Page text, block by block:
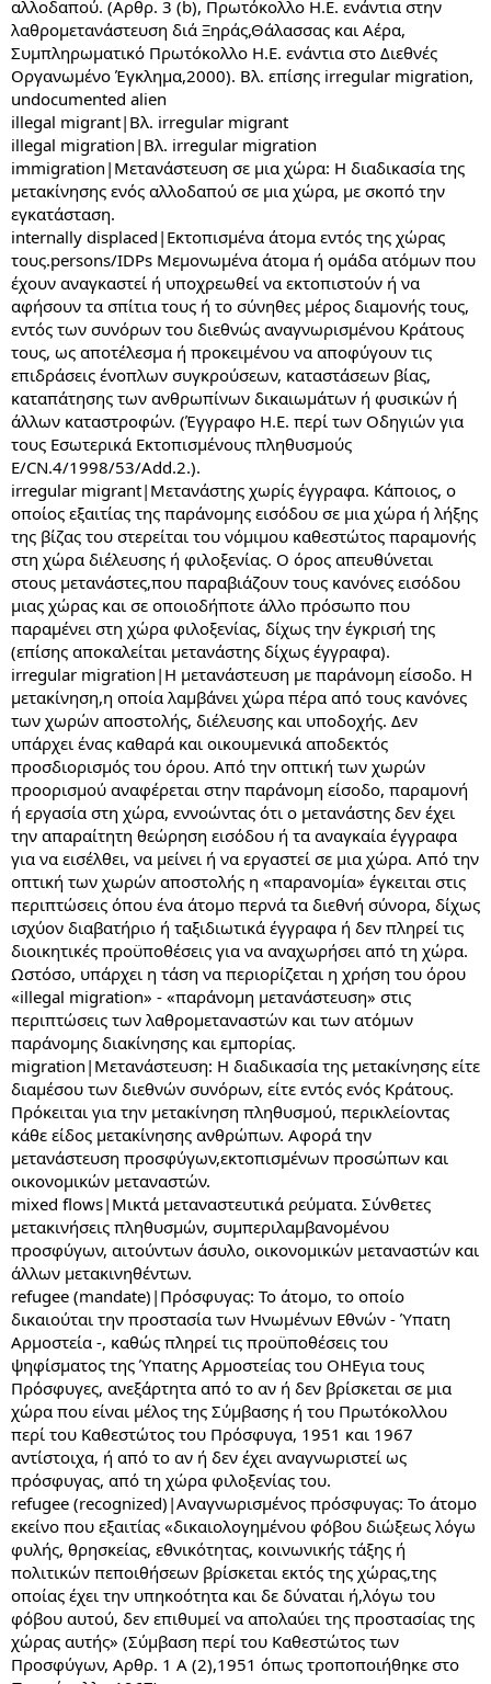
αλλοδαπού. (Αρθρ. 3 (b), Πρωτόκολλο Η.Ε. ενάντια στην
λαθρομετανάστευση διά Ξηράς,Θάλασσας και Αέρα,
Συμπληρωματικό Πρωτόκολλο Η.Ε. ενάντια στο Διεθνές
Οργανωμένο Έγκλημα,2000). Βλ. επίσης irregular migration,
undocumented alien
illegal migrant|Βλ. irregular migrant
illegal migration|Βλ. irregular migration
immigration|Μετανάστευση σε μια χώρα: Η διαδικασία της
μετακίνησης ενός αλλοδαπού σε μια χώρα, με σκοπό την
εγκατάσταση.
internally displaced|Εκτοπισμένα άτομα εντός της χώρας
τους.persons/IDPs Μεμονωμένα άτομα ή ομάδα ατόμων που
έχουν αναγκαστεί ή υποχρεωθεί να εκτοπιστούν ή να
αφήσουν τα σπίτια τους ή το σύνηθες μέρος διαμονής τους,
εντός των συνόρων του διεθνώς αναγνωρισμένου Κράτους
τους, ως αποτέλεσμα ή προκειμένου να αποφύγουν τις
επιδράσεις ένοπλων συγκρούσεων, καταστάσεων βίας,
καταπάτησης των ανθρωπίνων δικαιωμάτων ή φυσικών ή
άλλων καταστροφών. (Έγγραφο Η.Ε. περί των Οδηγιών για
τους Εσωτερικά Εκτοπισμένους πληθυσμούς
Ε/CN.4/1998/53/Add.2.).
irregular migrant|Μετανάστης χωρίς έγγραφα. Κάποιος, ο
οποίος εξαιτίας της παράνομης εισόδου σε μια χώρα ή λήξης
της βίζας του στερείται του νόμιμου καθεστώτος παραμονής
στη χώρα διέλευσης ή φιλοξενίας. Ο όρος απευθύνεται
στους μετανάστες,που παραβιάζουν τους κανόνες εισόδου
μιας χώρας και σε οποιοδήποτε άλλο πρόσωπο που
παραμένει στη χώρα φιλοξενίας, δίχως την έγκρισή της
(επίσης αποκαλείται μετανάστης δίχως έγγραφα).
irregular migration|Η μετανάστευση με παράνομη είσοδο. Η
μετακίνηση,η οποία λαμβάνει χώρα πέρα από τους κανόνες
των χωρών αποστολής, διέλευσης και υποδοχής. Δεν
υπάρχει ένας καθαρά και οικουμενικά αποδεκτός
προσδιορισμός του όρου. Από την οπτική των χωρών
προορισμού αναφέρεται στην παράνομη είσοδο, παραμονή
ή εργασία στη χώρα, εννοώντας ότι ο μετανάστης δεν έχει
την απαραίτητη θεώρηση εισόδου ή τα αναγκαία έγγραφα
για να εισέλθει, να μείνει ή να εργαστεί σε μια χώρα. Από την
οπτική των χωρών αποστολής η «παρανομία» έγκειται στις
περιπτώσεις όπου ένα άτομο περνά τα διεθνή σύνορα, δίχως
ισχύον διαβατήριο ή ταξιδιωτικά έγγραφα ή δεν πληρεί τις
διοικητικές προϋποθέσεις για να αναχωρήσει από τη χώρα.
Ωστόσο, υπάρχει η τάση να περιορίζεται η χρήση του όρου
«illegal migration» - «παράνομη μετανάστευση» στις
περιπτώσεις των λαθρομεταναστών και των ατόμων
παράνομης διακίνησης και εμπορίας.
migration|Μετανάστευση: Η διαδικασία της μετακίνησης είτε
διαμέσου των διεθνών συνόρων, είτε εντός ενός Κράτους.
Πρόκειται για την μετακίνηση πληθυσμού, περικλείοντας
κάθε είδος μετακίνησης ανθρώπων. Αφορά την
μετανάστευση προσφύγων,εκτοπισμένων προσώπων και
οικονομικών μεταναστών.
mixed flows|Μικτά μεταναστευτικά ρεύματα. Σύνθετες
μετακινήσεις πληθυσμών, συμπεριλαμβανομένου
προσφύγων, αιτούντων άσυλο, οικονομικών μεταναστών και
άλλων μετακινηθέντων.
refugee (mandate)|Πρόσφυγας: Το άτομο, το οποίο
δικαιούται την προστασία των Ηνωμένων Εθνών - Ύπατη
Αρμοστεία -, καθώς πληρεί τις προϋποθέσεις του
ψηφίσματος της Ύπατης Αρμοστείας του ΟΗΕγια τους
Πρόσφυγες, ανεξάρτητα από το αν ή δεν βρίσκεται σε μια
χώρα που είναι μέλος της Σύμβασης ή του Πρωτόκολλου
περί του Καθεστώτος του Πρόσφυγα, 1951 και 1967
αντίστοιχα, ή από το αν ή δεν έχει αναγνωριστεί ως
πρόσφυγας, από τη χώρα φιλοξενίας του.
refugee (recognized)|Αναγνωρισμένος πρόσφυγας: Το άτομο
εκείνο που εξαιτίας «δικαιολογημένου φόβου διώξεως λόγω
φυλής, θρησκείας, εθνικότητας, κοινωνικής τάξης ή
πολιτικών πεποιθήσεων βρίσκεται εκτός της χώρας,της
οποίας έχει την υπηκοότητα και δε δύναται ή,λόγω του
φόβου αυτού, δεν επιθυμεί να απολαύει της προστασίας της
χώρας αυτής» (Σύμβαση περί του Καθεστώτος των
Προσφύγων, Αρθρ. 1 Α (2),1951 όπως τροποποιήθηκε στο